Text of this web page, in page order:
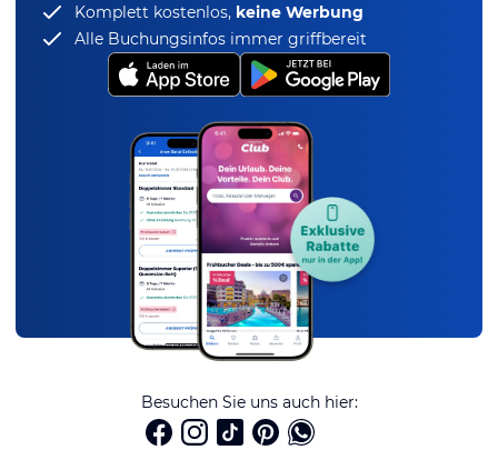
Komplett kostenlos, keine Werbung
Alle Buchungsinfos immer griffbereit
Besuchen Sie uns auch hier: